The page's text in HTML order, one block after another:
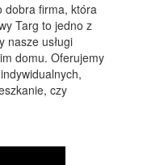
dobra firma, która
Targ to jedno z
nasze usługi
domu. Oferujemy
czy